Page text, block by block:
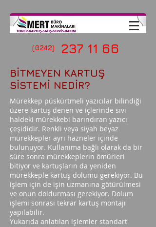
237 11 66
(0242)
BİTMEYEN KARTUŞ
SİSTEMİ NEDİR?
Mürekkep püskürtmeli yazıcılar bilindiği
üzere kartuş denen ve içlerinde sıvı
haldeki mürekkebi barındıran yazıcı
çeşididir. Renkli veya siyah beyaz
mürekkepler ayrı hazneler içinde
bulunuyor. Kullanıma bağlı olarak da bir
süre sonra mürekkeplerin ömürleri
bitiyor ve kartuşların da yeniden
mürekkeple kartuş dolumu gerekiyor. Bu
işlem için de işin uzmanına götürülmesi
ve onun doldurması gerekiyor. Dolum
işlemi sonrası tekrar kartuş montajı
yapılabilir.
Yukarıda anlatılan işlemler standart